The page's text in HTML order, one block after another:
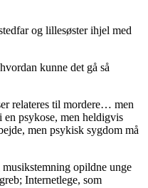
og lillesøster ihjel med
kunne det gå så
relateres til mordere… men
en psykose, men heldigvis
men psykisk sygdom må
opildne unge
Internetlege, som